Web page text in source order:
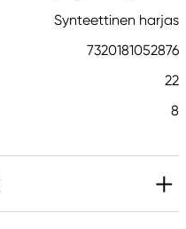
Synteettinen harjas
7320181052876
22
8